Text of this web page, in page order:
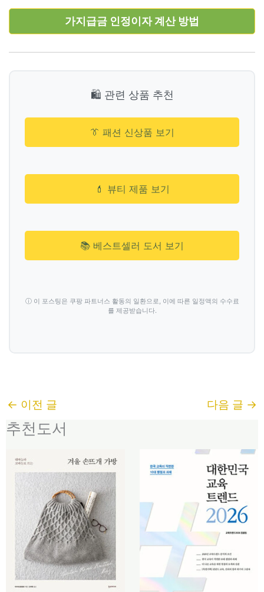
가지급금 인정이자 계산 방법
🛍️ 관련 상품 추천
👔 패션 신상품 보기
💄 뷰티 제품 보기
📚 베스트셀러 도서 보기
ⓘ 이 포스팅은 쿠팡 파트너스 활동의 일환으로, 이에 따른 일정액의 수수료
를 제공받습니다.
← 이전 글 다음 글 →
추천도서